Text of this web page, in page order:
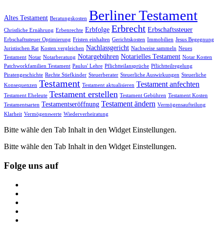
Altes Testament Beratungskosten Berliner Testament
Christliche Ernährung Erbenrechte Erbfolge Erbrecht Erbschaftssteuer
Erbschaftssteuer Optimierung Fristen einhalten Gerichtskosten Immobilien Jesus Begegnung
Juristischen Rat Kosten vergleichen Nachlassgericht Nachweise sammeln Neues
Testament Notar Notarberatung Notargebühren Notarielles Testament Notar Kosten
Patchworkfamilien Testament Paulus' Lehre Pflichtteilansprüche Pflichtteilregelung
Piratengeschichte Rechte Stiefkinder Steuerberater Steuerliche Auswirkungen Steuerliche
Konsequenzen Testament Testament aktualisieren Testament anfechten
Testament Eheleute Testament erstellen Testament Gebühren Testament Kosten
Testamentsarten Testamentseröffnung Testament ändern Vermögensaufteilung
Klarheit Vermögenswerte Wiederverheiratung
Bitte wähle den Tab Inhalt in den Widget Einstellungen.
Bitte wähle den Tab Inhalt in den Widget Einstellungen.
Folge uns auf